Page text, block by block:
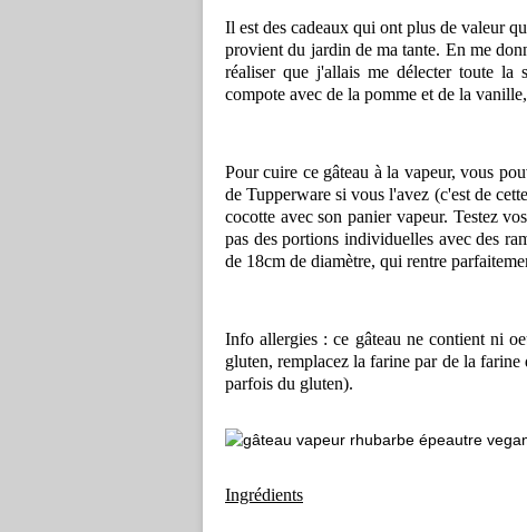
Il est des cadeaux qui ont plus de valeur
provient du jardin de ma tante. En me
réaliser que j'allais me délecter toute la
compote avec de la pomme et de la
Pour cuire ce gâteau à la vapeur, vous
de Tupperware si vous l'avez (c'est de
cocotte avec son panier vapeur. Testez
pas des portions individuelles avec des
de 18cm de diamètre, qui rentre
Info allergies : ce gâteau ne contient ni
gluten, remplacez la farine par de la
parfois du gluten).
Ingrédients